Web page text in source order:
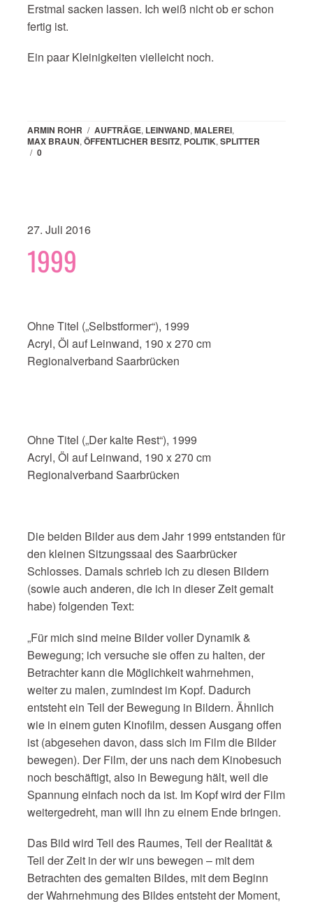
Erstmal sacken lassen. Ich weiß nicht ob er schon
fertig ist.
Ein paar Kleinigkeiten vielleicht noch.
ARMIN ROHR / AUFTRÄGE, LEINWAND, MALEREI,
MAX BRAUN, ÖFFENTLICHER BESITZ, POLITIK, SPLITTER
/ 0
27. Juli 2016
1999
Ohne Titel („Selbstformer“), 1999
Acryl, Öl auf Leinwand, 190 x 270 cm
Regionalverband Saarbrücken
Ohne Titel („Der kalte Rest“), 1999
Acryl, Öl auf Leinwand, 190 x 270 cm
Regionalverband Saarbrücken
Die beiden Bilder aus dem Jahr 1999 entstanden für
den kleinen Sitzungssaal des Saarbrücker
Schlosses. Damals schrieb ich zu diesen Bildern
(sowie auch anderen, die ich in dieser Zeit gemalt
habe) folgenden Text:
„Für mich sind meine Bilder voller Dynamik &
Bewegung; ich versuche sie offen zu halten, der
Betrachter kann die Möglichkeit wahrnehmen,
weiter zu malen, zumindest im Kopf. Dadurch
entsteht ein Teil der Bewegung in Bildern. Ähnlich
wie in einem guten Kinofilm, dessen Ausgang offen
ist (abgesehen davon, dass sich im Film die Bilder
bewegen). Der Film, der uns nach dem Kinobesuch
noch beschäftigt, also in Bewegung hält, weil die
Spannung einfach noch da ist. Im Kopf wird der Film
weitergedreht, man will ihn zu einem Ende bringen.
Das Bild wird Teil des Raumes, Teil der Realität &
Teil der Zeit in der wir uns bewegen – mit dem
Betrachten des gemalten Bildes, mit dem Beginn
der Wahrnehmung des Bildes entsteht der Moment,